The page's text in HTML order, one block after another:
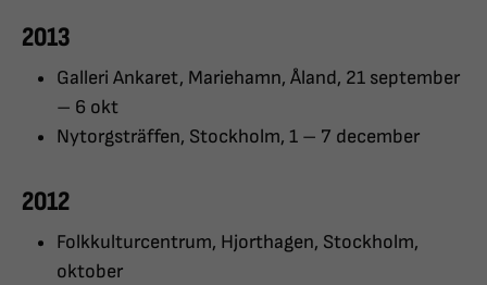
2013
Galleri Ankaret, Mariehamn, Åland, 21 september
– 6 okt
Nytorgsträffen, Stockholm, 1 – 7 december
2012
Folkkulturcentrum, Hjorthagen, Stockholm,
oktober